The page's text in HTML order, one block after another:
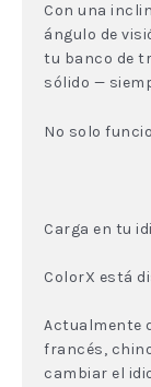
Con una
ángulo de
tu banco de
sólido —
No solo
Carga en tu
ColorX está
Actualmente
francés,
cambiar el